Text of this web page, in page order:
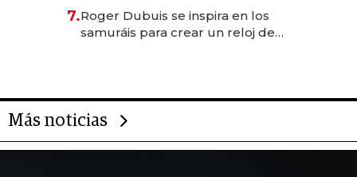
rol de la IA
7.Roger Dubuis se inspira en los
samuráis para crear un reloj de
Más noticias